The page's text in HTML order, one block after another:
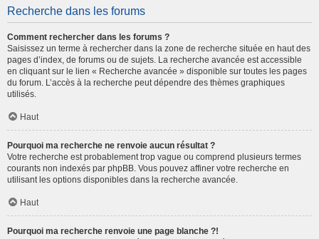
Recherche dans les forums
Comment rechercher dans les forums ?
Saisissez un terme à rechercher dans la zone de recherche située en haut des
pages d’index, de forums ou de sujets. La recherche avancée est accessible
en cliquant sur le lien « Recherche avancée » disponible sur toutes les pages
du forum. L’accès à la recherche peut dépendre des thèmes graphiques
utilisés.
Haut
Pourquoi ma recherche ne renvoie aucun résultat ?
Votre recherche est probablement trop vague ou comprend plusieurs termes
courants non indexés par phpBB. Vous pouvez affiner votre recherche en
utilisant les options disponibles dans la recherche avancée.
Haut
Pourquoi ma recherche renvoie une page blanche ?!